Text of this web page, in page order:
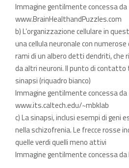
Immagine gentilmente concessa da
www.BrainHealthandPuzzles.com
b) L’organizzazione cellulare in
una cellula neuronale con
rami di un albero detti dendriti, che
da altri neuroni. Il punto di
sinapsi (riquadro bianco)
Immagine gentilmente concessa da
www.its.caltech.edu/~mbklab
c) La sinapsi, inclusi esempi di geni
nella schizofrenia. Le frecce rosse
quelle verdi quelli meno attivi
Immagine gentilmente concessa da